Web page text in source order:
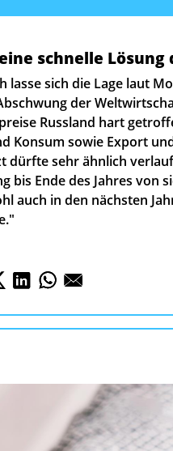
schnelle Lösung
lasse sich die Lage laut
der
Russland hart
Konsum sowie Export
dürfte sehr ähnlich
bis Ende des Jahres von
auch in den nächsten